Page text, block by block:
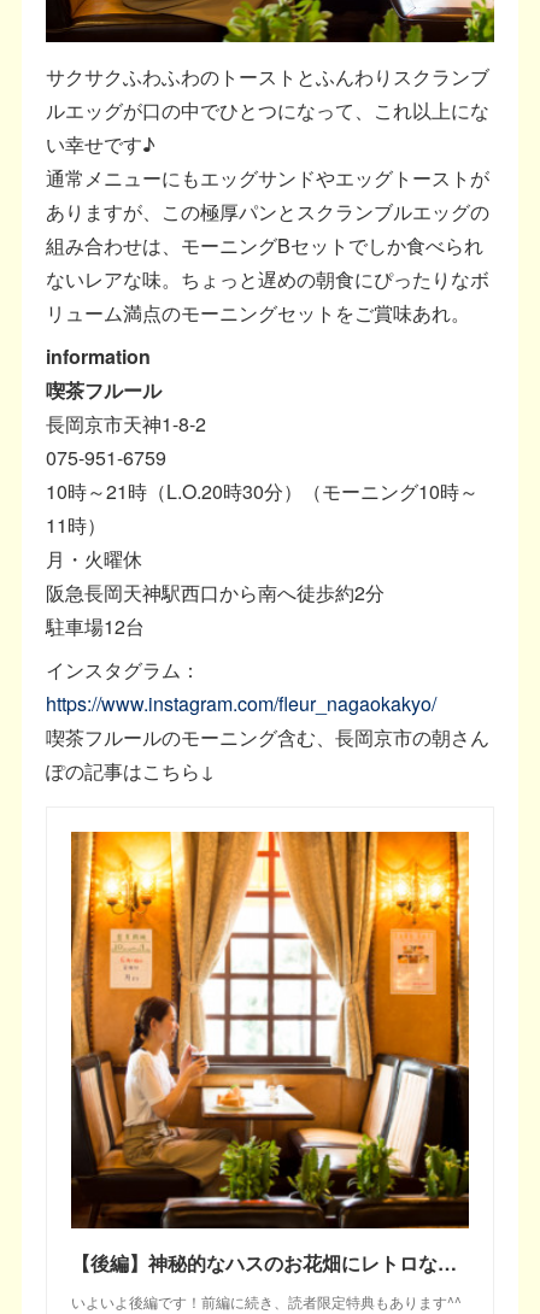
サクサクふわふわのトーストとふんわりスクランブ
ルエッグが口の中でひとつになって、これ以上にな
い幸せです♪
通常メニューにもエッグサンドやエッグトーストが
ありますが、この極厚パンとスクランブルエッグの
組み合わせは、モーニングBセットでしか食べられ
ないレアな味。ちょっと遅めの朝食にぴったりなボ
リューム満点のモーニングセットをご賞味あれ。
information
喫茶フルール
長岡京市天神1-8-2
075-951-6759
10時～21時（L.O.20時30分）（モーニング10時～
11時）
月・火曜休
阪急長岡天神駅西口から南へ徒歩約2分
駐車場12台
インスタグラム：
https://www.instagram.com/fleur_nagaokakyo/
喫茶フルールのモーニング含む、長岡京市の朝さん
ぽの記事はこちら↓
【後編】神秘的なハスのお花畑にレトロな名喫茶❤夏の京都でフォトジェニックな朝さんぽ♪
いよいよ後編です！前編に続き、読者限定特典もあります^^